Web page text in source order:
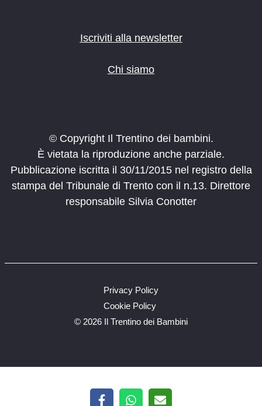
Iscriviti alla newsletter
Chi siamo
© Copyright Il Trentino dei bambini.
È vietata la riproduzione anche parziale.
Pubblicazione iscritta il 30/11/2015 nel registro della
stampa del Tribunale di Trento con il n.13. Direttore
responsabile Silvia Conotter
© 2026 Il Trentino dei Bambini
Privacy Policy
Cookie Policy